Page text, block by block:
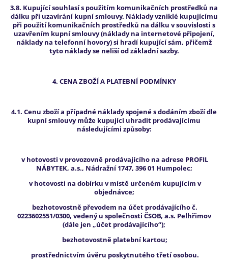
3.8. Kupující souhlasí s použitím komunikačních prostředků na
dálku při uzavírání kupní smlouvy. Náklady vzniklé kupujícímu
při použití komunikačních prostředků na dálku v souvislosti s
uzavřením kupní smlouvy (náklady na internetové připojení,
náklady na telefonní hovory) si hradí kupující sám, přičemž
tyto náklady se neliší od základní sazby.
4. CENA ZBOŽÍ A PLATEBNÍ PODMÍNKY
4.1. Cenu zboží a případné náklady spojené s dodáním zboží dle
kupní smlouvy může kupující uhradit prodávajícímu
následujícími způsoby:
v hotovosti v provozovně prodávajícího na adrese PROFIL
NÁBYTEK, a.s., Nádražní 1747, 396 01 Humpolec;
v hotovosti na dobírku v místě určeném kupujícím v
objednávce;
bezhotovostně převodem na účet prodávajícího č.
0223602551/0300, vedený u společnosti ČSOB, a.s. Pelhřimov
(dále jen „účet prodávajícího“);
bezhotovostně platební kartou;
prostřednictvím úvěru poskytnutého třetí osobou.